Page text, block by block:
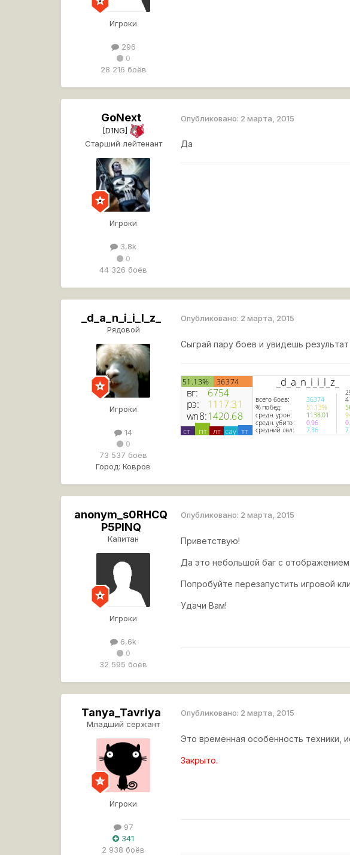
Игроки
296
0
28 216 боёв
GoNext
[D1NG]
Старший лейтенант
Игроки
3,8k
0
44 326 боёв
Опубликовано: 2 марта, 2015
Да
_d_a_n_i_i_l_z_
Рядовой
Игроки
14
0
73 537 боёв
Город: Ковров
Опубликовано: 2 марта, 2015
Сыграй пару боев и увидешь результат
anonym_s0RHCQ
P5PINQ
Капитан
Игроки
6,6k
0
32 595 боёв
Опубликовано: 2 марта, 2015
Приветствую!
Да это небольшой баг с
Попробуйте перезапустить игровой
Удачи Вам!
Tanya_Tavriya
Младший сержант
Игроки
97
341
2 938 боёв
Опубликовано: 2 марта, 2015
Это временная особенность техники,
Закрыто.